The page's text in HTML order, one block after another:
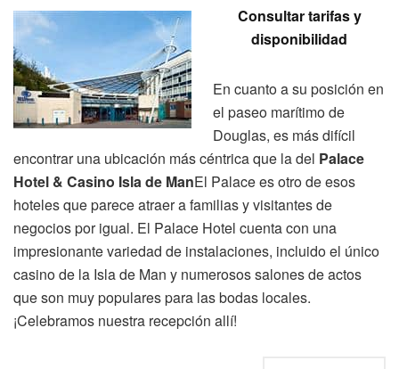
Consultar tarifas y
disponibilidad
En cuanto a su posición en
el paseo marítimo de
Douglas, es más difícil
encontrar una ubicación más céntrica que la del Palace
Hotel & Casino Isla de ManEl Palace es otro de esos
hoteles que parece atraer a familias y visitantes de
negocios por igual. El Palace Hotel cuenta con una
impresionante variedad de instalaciones, incluido el único
casino de la Isla de Man y numerosos salones de actos
que son muy populares para las bodas locales.
¡Celebramos nuestra recepción allí!